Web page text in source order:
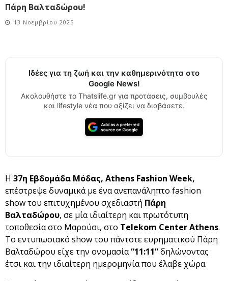
Πάρη Βαλταδώρου!
13 Νοεμβρίου 2025
Ιδέες για τη ζωή και την καθημερινότητα στο
Google News!
Ακολουθήστε το Thatslife.gr για προτάσεις, συμβουλές
και lifestyle νέα που αξίζει να διαβάσετε.
Η 37η Εβδομάδα Μόδας, Athens Fashion Week,
επέστρεψε δυναμικά με ένα ανεπανάληπτο fashion
show του επιτυχημένου σχεδιαστή Πάρη
Βαλταδώρου, σε μία ιδιαίτερη και πρωτότυπη
τοποθεσία στο Μαρούσι, στο Telekom Center Athens.
Το εντυπωσιακό show του πάντοτε ευρηματικού Πάρη
Βαλταδώρου είχε την ονομασία“11:11”δηλώνοντας
έτσι και την ιδιαίτερη ημερομηνία που έλαβε χώρα.